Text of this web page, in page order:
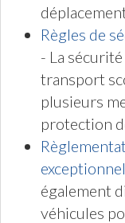
Règles de
- La
transport
plusieurs
protection
également
véhicules